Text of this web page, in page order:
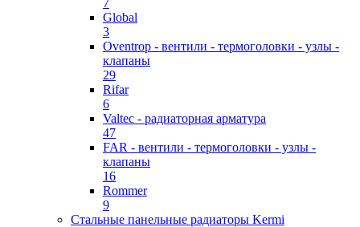
7
Global
3
Oventrop - вентили - термоголовки - узлы -
клапаны
29
Rifar
6
Valtec - радиаторная арматура
47
FAR - вентили - термоголовки - узлы -
клапаны
16
Rommer
9
Стальные панельные радиаторы Kermi